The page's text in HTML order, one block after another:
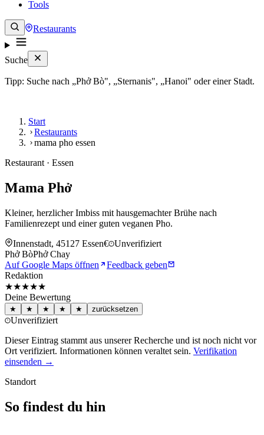
Tools
Restaurants
Suche
Tipp: Suche nach „Phở Bò", „Sternanis", „Hanoi" oder einer Stadt.
Start
Restaurants
mama pho essen
Restaurant · Essen
Mama Phở
Kleiner, herzlicher Imbiss mit hausgemachter Brühe nach
Familienrezept und einer guten veganen Pho.
Innenstadt, 45127 Essen€ Unverifiziert
Phở BòPhở Chay
Auf Google Maps öffnen
Feedback geben
Redaktion
★★★★★
Deine Bewertung
★ ★ ★ ★ ★ zurücksetzen
Unverifiziert
Dieser Eintrag stammt aus unserer Recherche und ist noch nicht vor
Ort verifiziert. Informationen können veraltet sein. Verifikation
einsenden →
Standort
So findest du hin